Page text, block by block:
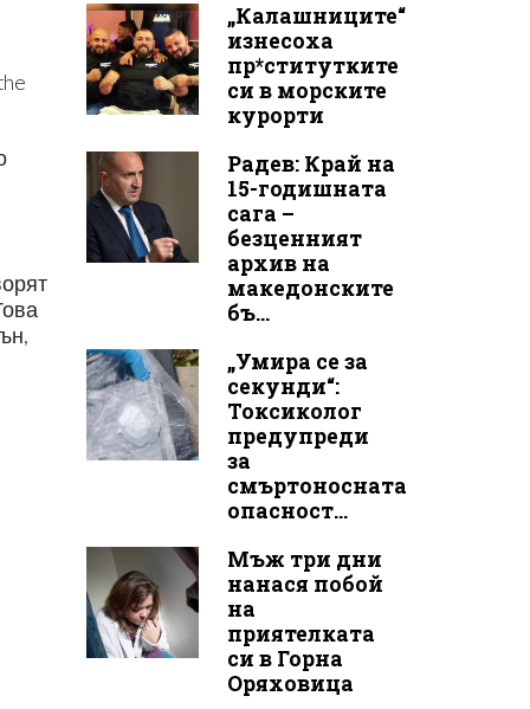
„Калашниците“
изнесоха
пр*ститутките
си в морските
курорти
Радев: Край на
15-годишната
сага –
безценният
архив на
македонските
бъ...
„Умира се за
секунди“:
Токсиколог
предупреди
за
смъртоносната
опасност...
Мъж три дни
нанася побой
на
приятелката
си в Горна
Оряховица